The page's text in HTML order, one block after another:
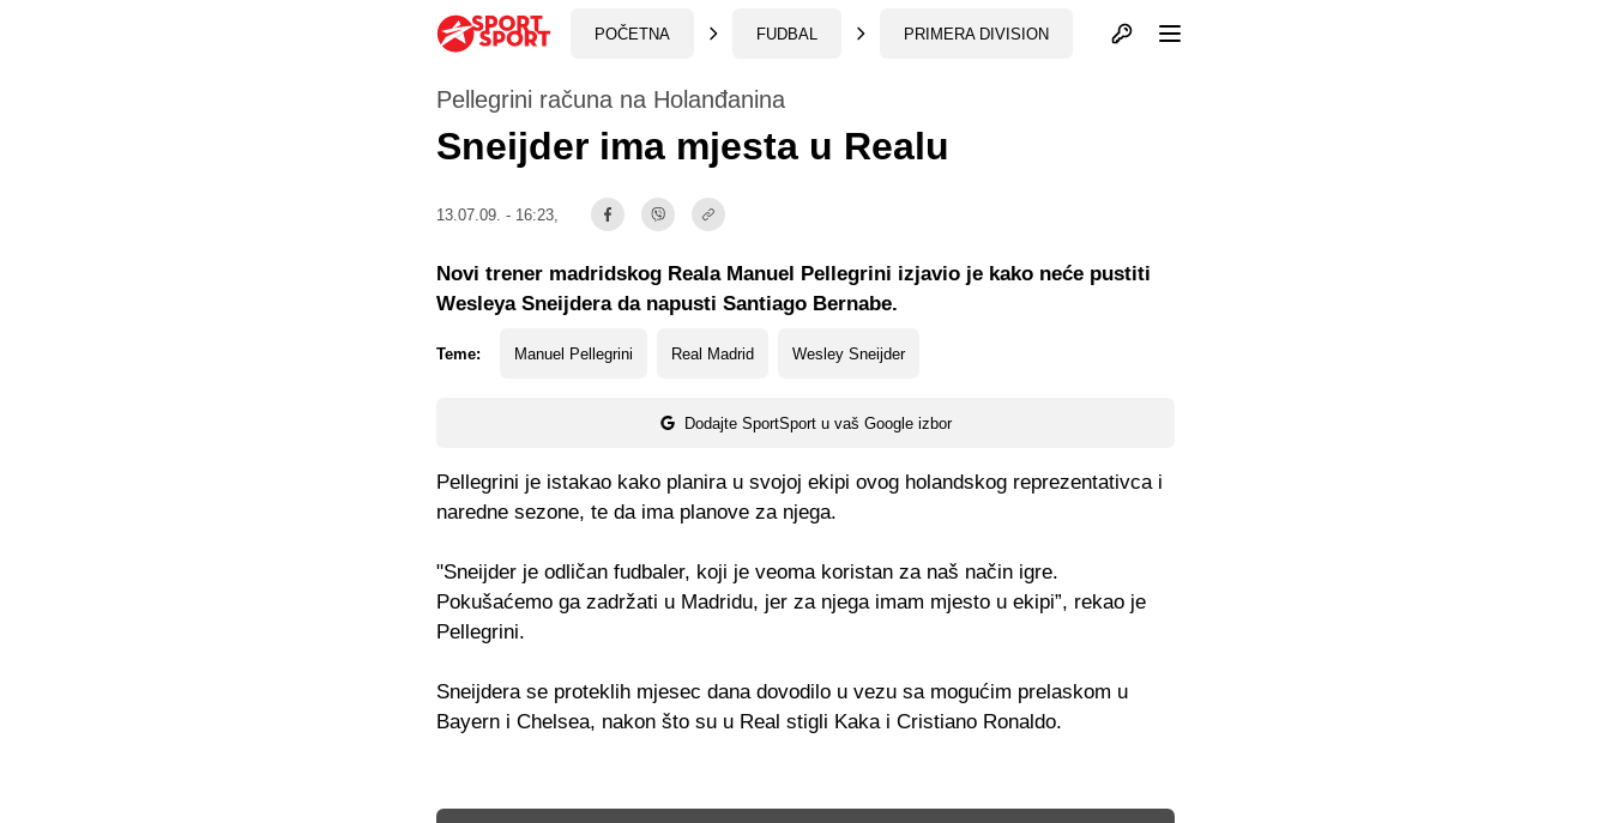
POČETNA FUDBAL PRIMERA DIVISION Otvori profil
Pellegrini računa na Holanđanina
Sneijder ima mjesta u Realu
13.07.09. - 16:23,
Teme: Manuel Pellegrini Real Madrid Wesley Sneijder
Dodajte SportSport u vaš Google izbor
Novi trener madridskog Reala Manuel Pellegrini izjavio je kako neće pustiti
Wesleya Sneijdera da napusti Santiago Bernabe.
Pellegrini je istakao kako planira u svojoj ekipi ovog holandskog reprezentativca i
naredne sezone, te da ima planove za njega.
"Sneijder je odličan fudbaler, koji je veoma koristan za naš način igre.
Pokušaćemo ga zadržati u Madridu, jer za njega imam mjesto u ekipi”, rekao je
Pellegrini.
Sneijdera se proteklih mjesec dana dovodilo u vezu sa mogućim prelaskom u
Bayern i Chelsea, nakon što su u Real stigli Kaka i Cristiano Ronaldo.